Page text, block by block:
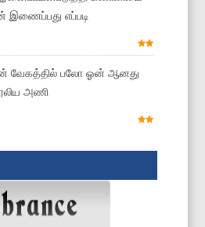
இணைப்பது எப்படி
வேகத்தில் பலோ ஓன் ஆனது
அணி